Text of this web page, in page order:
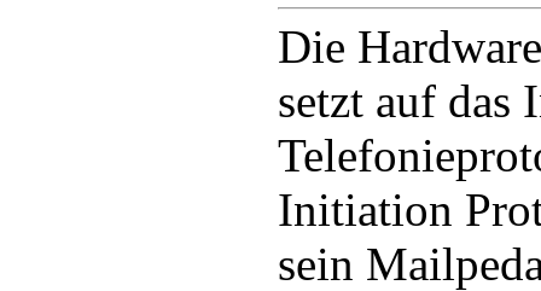
Die
setzt auf das
Initiation
sein